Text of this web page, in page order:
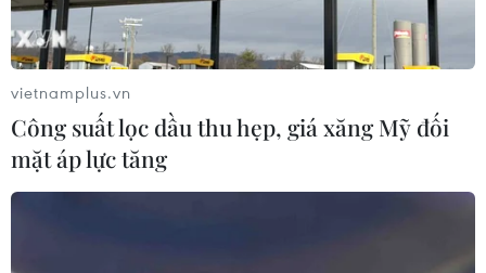
vietnamplus.vn
Công suất lọc dầu thu hẹp, giá xăng Mỹ đối
mặt áp lực tăng